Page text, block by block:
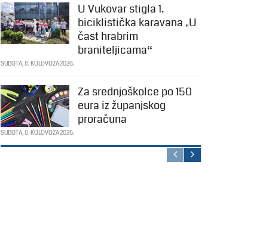
U Vukovar stigla 1.
biciklistička karavana „U
čast hrabrim
braniteljicama“
SUBOTA, 8. KOLOVOZA 2026.
Za srednjoškolce po 150
eura iz županjskog
proračuna
SUBOTA, 8. KOLOVOZA 2026.